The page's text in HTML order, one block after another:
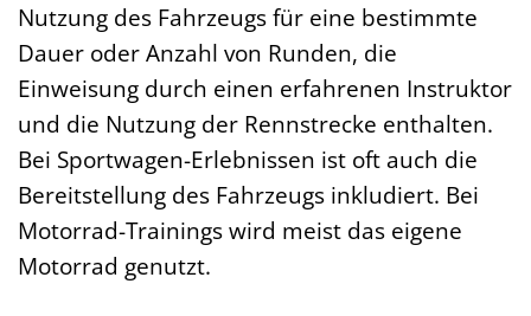
Nutzung des Fahrzeugs für eine bestimmte
Dauer oder Anzahl von Runden, die
Einweisung durch einen erfahrenen Instruktor
und die Nutzung der Rennstrecke enthalten.
Bei Sportwagen-Erlebnissen ist oft auch die
Bereitstellung des Fahrzeugs inkludiert. Bei
Motorrad-Trainings wird meist das eigene
Motorrad genutzt.